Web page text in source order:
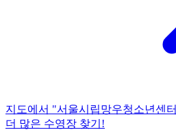
지도에서 "서울시립망우청소년센
더 많은 수영장 찾기!